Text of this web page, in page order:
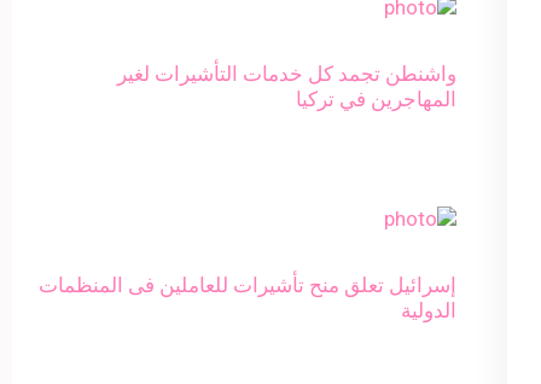
واشنطن تجمد كل خدمات التأشيرات لغير
المهاجرين في تركيا
إسرائيل تعلق منح تأشيرات للعاملين فى المنظمات
الدولية